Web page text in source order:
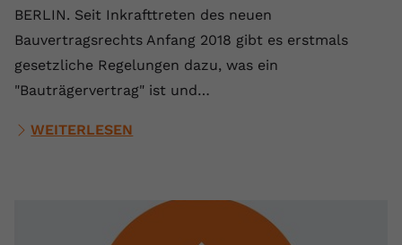
BERLIN. Seit Inkrafttreten des neuen
Bauvertragsrechts Anfang 2018 gibt es erstmals
gesetzliche Regelungen dazu, was ein
"Bauträgervertrag" ist und…
WEITERLESEN